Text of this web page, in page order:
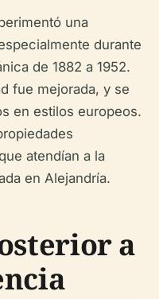
una
durante
de 1882 a 1952.
fue mejorada, y se
en estilos europeos.
atendían a la
en Alejandría.
a